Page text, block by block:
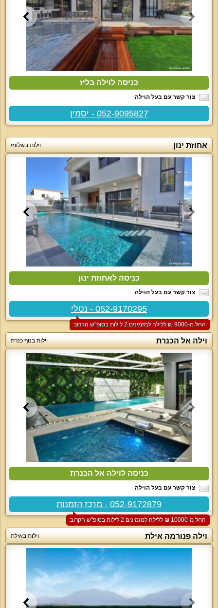
כניסה לוילה בליז
צור קשר עם בעל הוילה
052-9095827 - יסמין
אחוזת ינון וילות בשלומי
כניסה לאחוזת ינון
צור קשר עם בעל הוילה
052-9170295 - נטלי
החל מ-‏9000 ₪ ללילה למזמינים 2 לילות בסופ"ש הקרוב
וילה אל הכנרת וילות בנוף כנרת
כניסה לוילה אל הכנרת
צור קשר עם בעל הוילה
052-9172879 - מרכז הזמנות
החל מ-‏10000 ₪ ללילה למזמינים 2 לילות בסופ"ש הקרוב
וילה פנורמה אילת וילות באילת